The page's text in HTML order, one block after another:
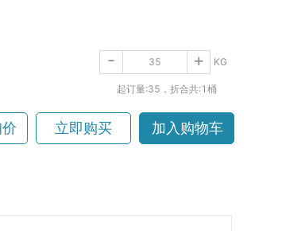
- + KG
起订量:35 ，折合共:1桶
立即购买 加入购物车